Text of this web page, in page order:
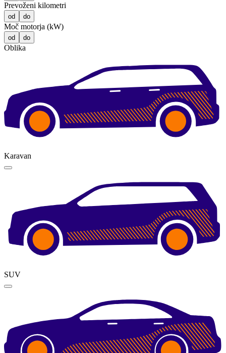
Prevoženi kilometri
od do
Moč motorja (kW)
od do
Oblika
Karavan
SUV